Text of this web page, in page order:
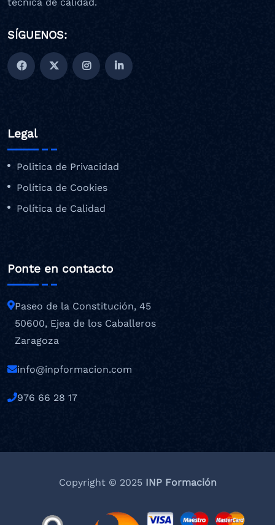
SÍGUENOS:
Legal
Politica de Privacidad
Política de Cookies
Política de Calidad
Ponte en contacto
Paseo de la Constitución, 45
50600, Ejea de los Caballeros
Zaragoza
info@inpformacion.com
976 66 28 17
Copyright © 2025INP Formación